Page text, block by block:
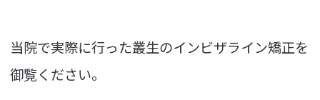
当院で実際に行った叢生のインビザライン矯正を
御覧ください。